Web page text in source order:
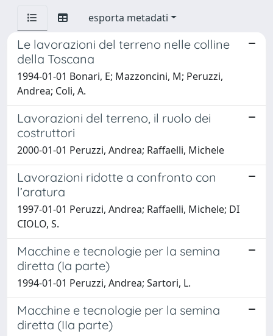
esporta metadati
Le lavorazioni del terreno nelle colline
della Toscana
1994-01-01 Bonari, E; Mazzoncini, M; Peruzzi,
Andrea; Coli, A.
Lavorazioni del terreno, il ruolo dei
costruttori
2000-01-01 Peruzzi, Andrea; Raffaelli, Michele
Lavorazioni ridotte a confronto con
l’aratura
1997-01-01 Peruzzi, Andrea; Raffaelli, Michele; DI
CIOLO, S.
Macchine e tecnologie per la semina
diretta (Ia parte)
1994-01-01 Peruzzi, Andrea; Sartori, L.
Macchine e tecnologie per la semina
diretta (IIa parte)